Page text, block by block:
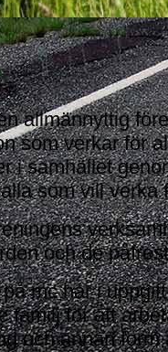
allmännyttig
som verkar för
i samhället
som vill verka
och de
mc har i
familj för att
och annan